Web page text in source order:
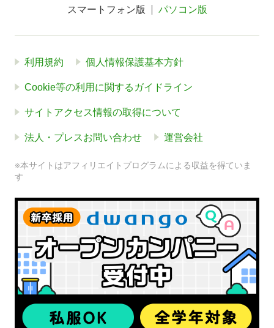
スマートフォン版 パソコン版
利用規約 個人情報保護基本方針
Cookie等の利用に関するガイドライン
サイトアクセス情報の取得について
法人・プレスお問い合わせ 運営会社
※本サイトはアフィリエイトプログラムによる収益を得ていま
す